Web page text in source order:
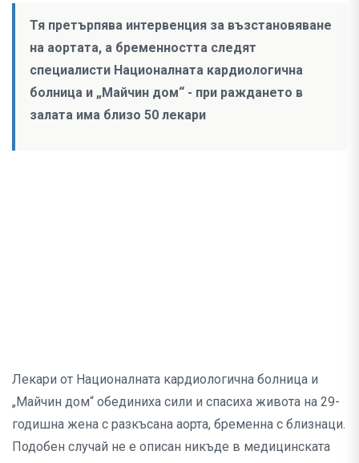
Тя претърпява интервенция за възстановяване
на аортата, а бременността следят
специалисти Националната кардиологична
болница и „Майчин дом“ - при раждането в
залата има близо 50 лекари
Лекари от Националната кардиологична болница и
„Майчин дом“ обединиха сили и спасиха живота на 29-
годишна жена с разкъсана аорта, бременна с близнаци.
Подобен случай не е описан никъде в медицинската